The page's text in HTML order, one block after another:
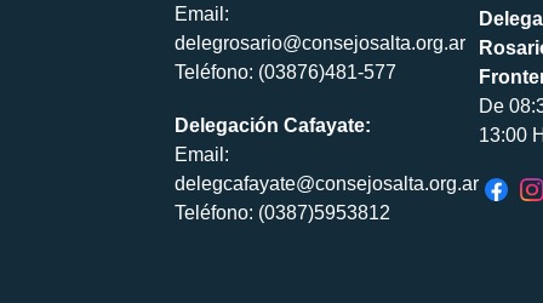
Email:
delegrosario@consejosalta.org.ar
Teléfono: (03876)481-577
Delegación Cafayate:
Email:
delegcafayate@consejosalta.org.ar
Teléfono: (0387)5953812
De
13:00